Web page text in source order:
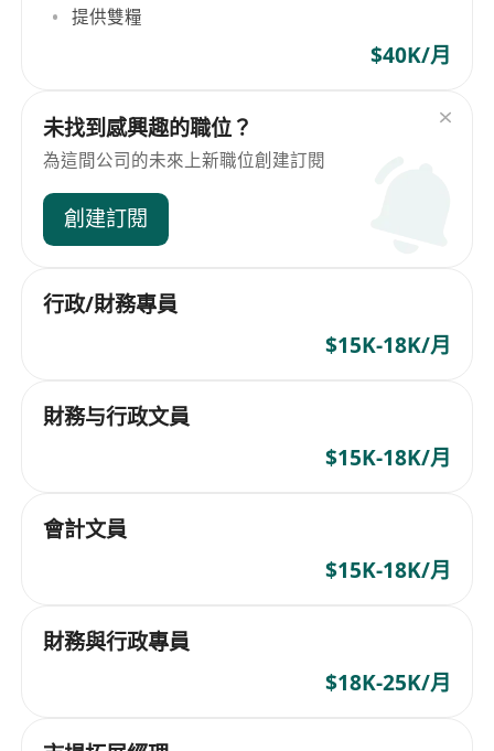
提供雙糧
$40K/月
未找到感興趣的職位？
為這間公司的未來上新職位創建訂閱
創建訂閱
行政/財務專員
$15K-18K/月
財務与行政文員
$15K-18K/月
會計文員
$15K-18K/月
財務與行政專員
$18K-25K/月